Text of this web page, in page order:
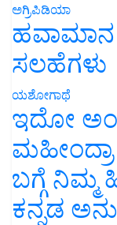
ಅಗ್ರಿಪಿಡಿಯಾ
ಹವಾಮಾನ
ಸಲಹೆಗಳು
ಯಶೋಗಾಥೆ
ಇದೋ
ಮಹೀಂದ್ರಾ
ಬಗ್ಗೆ ನಿಮ್ಮ
ಕನ್ನಡ